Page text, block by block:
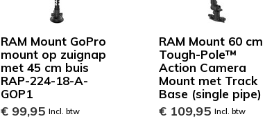
RAM Mount GoPro
mount op zuignap
met 45 cm buis
RAP-224-18-A-
GOP1
€ 99,95 Incl. btw
RAM Mount 60 cm
Tough-Pole™
Action Camera
Mount met Track
Base (single pipe)
€ 109,95Incl. btw